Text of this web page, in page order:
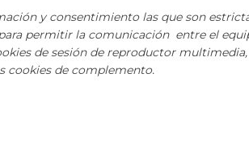
y consentimiento las que son
permitir la comunicación entre el
de sesión de reproductor
cookies de complemento.